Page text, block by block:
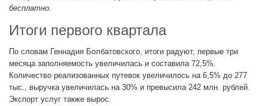
бесплатно.
Итоги первого квартала
По словам Геннадия Болбатовского, итоги радуют, первые три
месяца заполняемость увеличилась и составила 72,5%.
Количество реализованных путевок увеличилось на 6,5% до 277
тыс., выручка увеличилась на 30% и превысила 242 млн. рублей.
Экспорт услуг также вырос.